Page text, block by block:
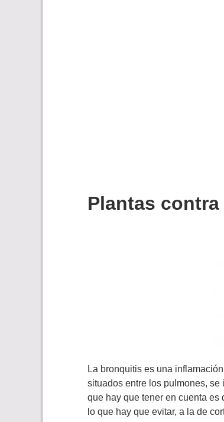
Plantas
La bronquitis es una
situados entre los pulmones,
que hay que tener en cuenta
lo que hay que evitar, a la de